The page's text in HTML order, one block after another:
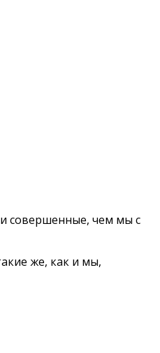
совершенные, чем мы с
же, как и мы,